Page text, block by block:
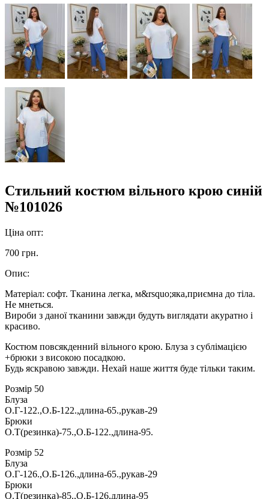
Стильний костюм вільного крою синій
№101026
Ціна опт:
700 грн.
Опис:
Матеріал: софт. Тканина легка, м&rsquo;яка,приємна до тіла.
Не мнеться.
Вироби з даної тканини завжди будуть виглядати акуратно і
красиво.
Костюм повсякденний вільного крою. Блуза з сублімацією
+брюки з високою посадкою.
Будь яскравою завжди. Нехай наше життя буде тільки таким.
Розмір 50
Блуза
О.Г-122.,О.Б-122.,длина-65.,рукав-29
Брюки
О.Т(резинка)-75.,О.Б-122.,длина-95.
Розмір 52
Блуза
О.Г-126.,О.Б-126.,длина-65.,рукав-29
Брюки
О.Т(резинка)-85.,О.Б-126,длина-95